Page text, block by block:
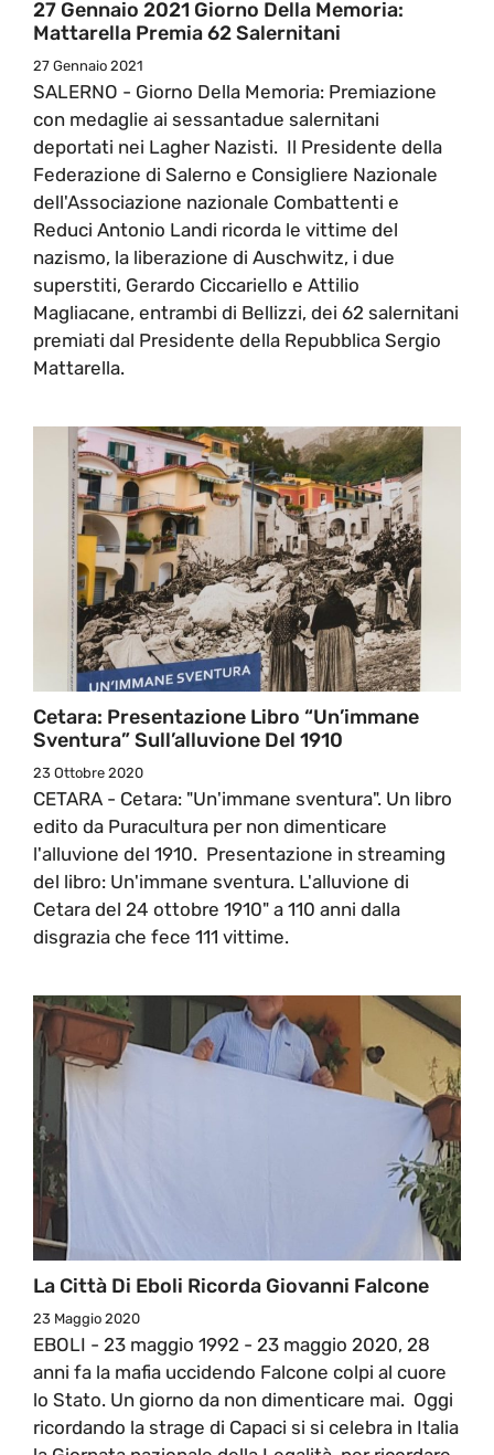
27 Gennaio 2021 Giorno Della Memoria:
Mattarella Premia 62 Salernitani
27 Gennaio 2021
SALERNO - Giorno Della Memoria: Premiazione
con medaglie ai sessantadue salernitani
deportati nei Lagher Nazisti. Il Presidente della
Federazione di Salerno e Consigliere Nazionale
dell'Associazione nazionale Combattenti e
Reduci Antonio Landi ricorda le vittime del
nazismo, la liberazione di Auschwitz, i due
superstiti, Gerardo Ciccariello e Attilio
Magliacane, entrambi di Bellizzi, dei 62 salernitani
premiati dal Presidente della Repubblica Sergio
Mattarella.
Cetara: Presentazione Libro “Un’immane
Sventura” Sull’alluvione Del 1910
23 Ottobre 2020
CETARA - Cetara: "Un'immane sventura". Un libro
edito da Puracultura per non dimenticare
l'alluvione del 1910. Presentazione in streaming
del libro: Un'immane sventura. L'alluvione di
Cetara del 24 ottobre 1910" a 110 anni dalla
disgrazia che fece 111 vittime.
La Città Di Eboli Ricorda Giovanni Falcone
23 Maggio 2020
EBOLI - 23 maggio 1992 - 23 maggio 2020, 28
anni fa la mafia uccidendo Falcone colpi al cuore
lo Stato. Un giorno da non dimenticare mai. Oggi
ricordando la strage di Capaci si si celebra in Italia